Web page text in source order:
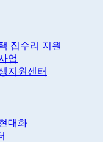
집수리 지원
업
지원센터
대화